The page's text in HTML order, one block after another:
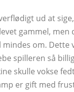
ud at
gammel, men
mindes om. Dette
spilleren så
skulle vokse
er gift med